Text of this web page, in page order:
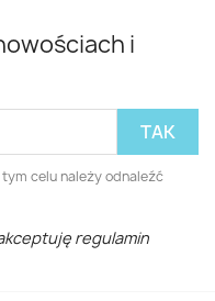
i
celu należy odnaleźć
regulamin